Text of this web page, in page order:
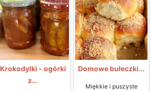
Krokodylki - ogórki
z...
Domowe bułeczki...
Miękkie i puszyste